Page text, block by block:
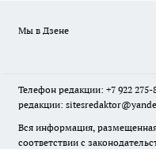
Мы в Дзене
Телефон редакции: +7 922
редакции:
Вся информация,
соответствии с